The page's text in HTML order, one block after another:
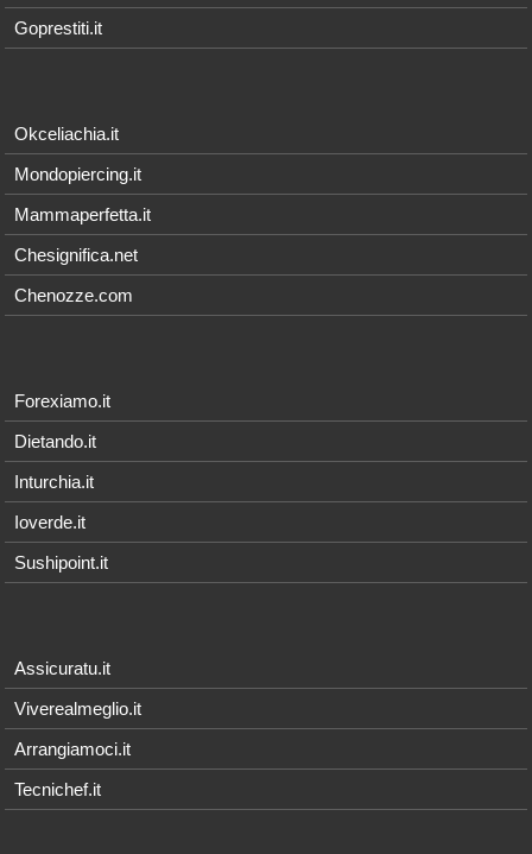
Goprestiti.it
Okceliachia.it
Mondopiercing.it
Mammaperfetta.it
Chesignifica.net
Chenozze.com
Forexiamo.it
Dietando.it
Inturchia.it
Ioverde.it
Sushipoint.it
Assicuratu.it
Viverealmeglio.it
Arrangiamoci.it
Tecnichef.it